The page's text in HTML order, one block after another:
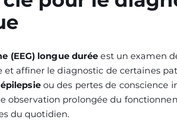
(EEG) longue durée est un examen
et affiner le diagnostic de certaines
épilepsieou des pertes de conscience
observation prolongée du
du quotidien.